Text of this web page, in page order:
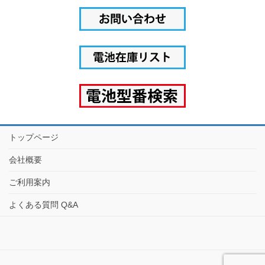
トップページ
会社概要
ご利用案内
よくある質問 Q&A